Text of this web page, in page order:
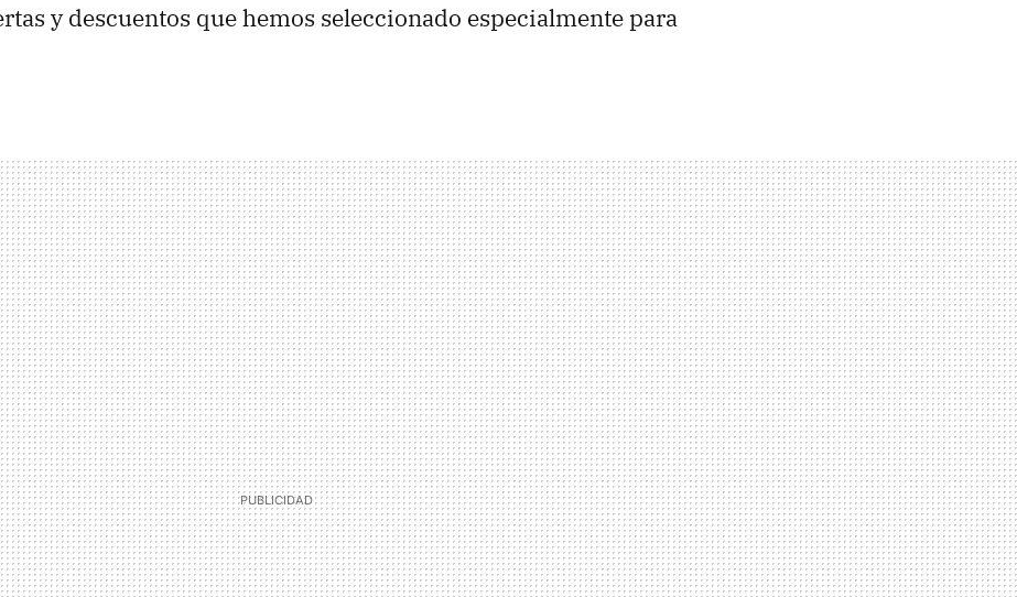
y descuentos que hemos seleccionado especialmente para